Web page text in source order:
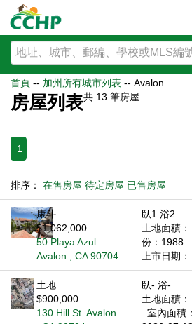
首頁 -- 加州所有城市列表 -- Avalon
房屋列表共 13 筆房屋
1
排序： 在售房屋 待定房屋 已售房屋
康斗
$1,062,000
50 Playa Azul
Avalon , CA 90704
臥1 浴2
土地面積
份：1988
上市日期
土地
$900,000
130 Hill St. Avalon
臥- 浴-
土地面積
室內面積